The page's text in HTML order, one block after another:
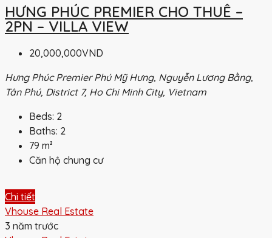
HƯNG PHÚC PREMIER CHO THUÊ –
2PN – VILLA VIEW
20,000,000VND
Hưng Phúc Premier Phú Mỹ Hưng, Nguyễn Lương Bằng,
Tân Phú, District 7, Ho Chi Minh City, Vietnam
Beds: 2
Baths: 2
79 m²
Căn hộ chung cư
Chi tiết
Vhouse Real Estate
3 năm trước